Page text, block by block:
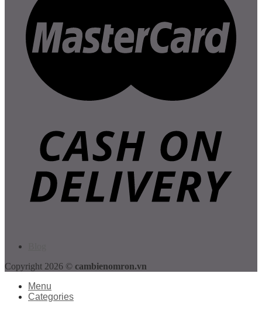
Copyright 2026 © cambienomron.vn
Menu
Categories